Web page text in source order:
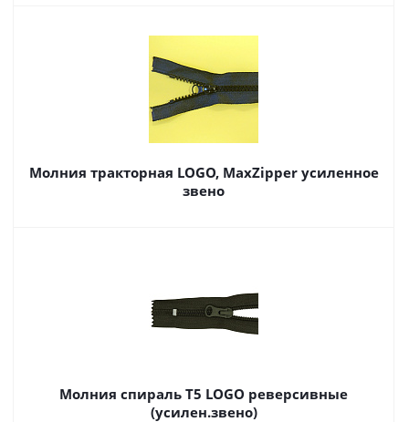
Молния тракторная LOGO, MaxZipper усиленное
звено
Молния спираль Т5 LOGO реверсивные
(усилен.звено)